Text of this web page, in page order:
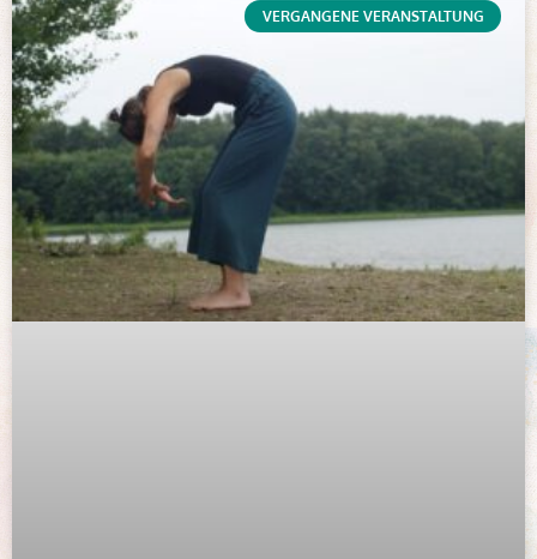
VERGANGENE VERANSTALTUNG